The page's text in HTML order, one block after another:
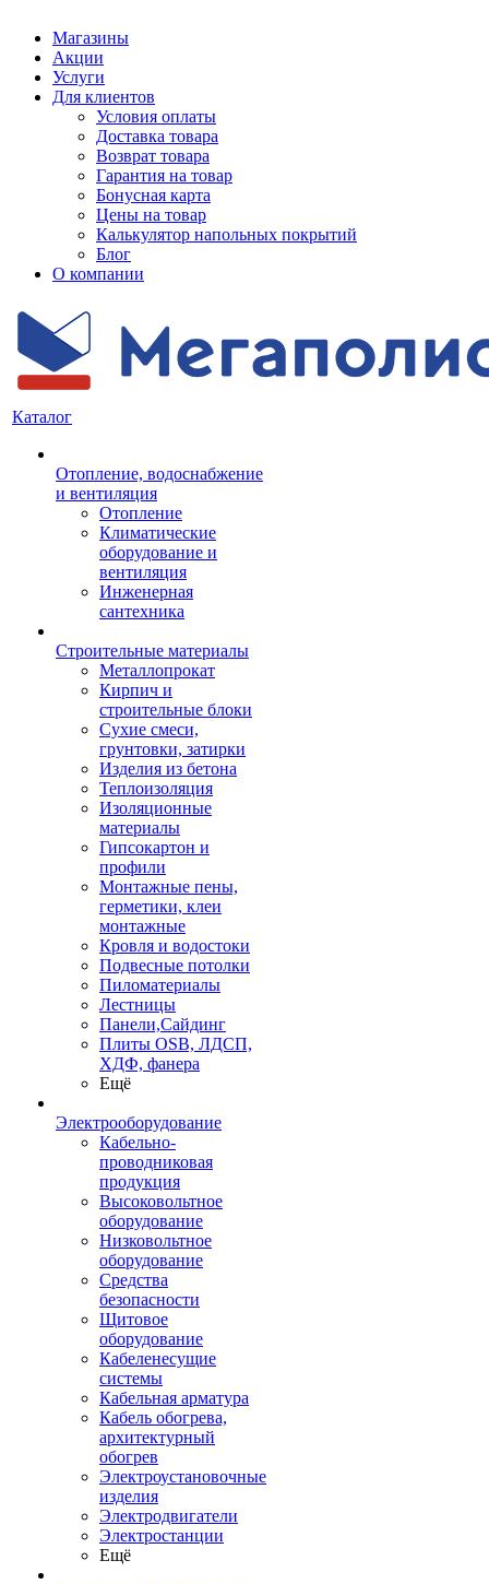
Магазины
Акции
Услуги
Для клиентов
Условия оплаты
Доставка товара
Возврат товара
Гарантия на товар
Бонусная карта
Цены на товар
Калькулятор напольных покрытий
Блог
О компании
Каталог
Отопление, водоснабжение
и вентиляция
Отопление
Климатические
оборудование и
вентиляция
Инженерная
сантехника
Строительные материалы
Металлопрокат
Кирпич и
строительные блоки
Сухие смеси,
грунтовки, затирки
Изделия из бетона
Теплоизоляция
Изоляционные
материалы
Гипсокартон и
профили
Монтажные пены,
герметики, клеи
монтажные
Кровля и водостоки
Подвесные потолки
Пиломатериалы
Лестницы
Панели,Сайдинг
Плиты OSB, ЛДСП,
ХДФ, фанера
Ещё
Электрооборудование
Кабельно-
проводниковая
продукция
Высоковольтное
оборудование
Низковольтное
оборудование
Средства
безопасности
Щитовое
оборудование
Кабеленесущие
системы
Кабельная арматура
Кабель обогрева,
архитектурный
обогрев
Электроустановочные
изделия
Электродвигатели
Электростанции
Ещё